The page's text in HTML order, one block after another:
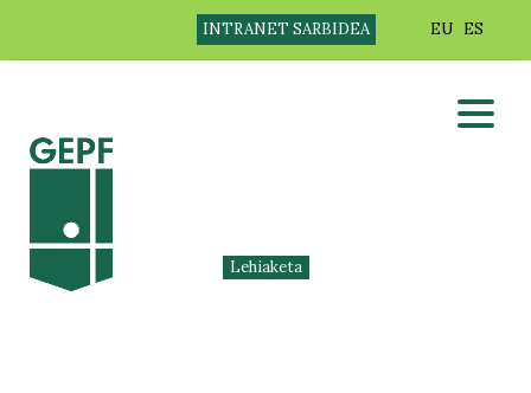
INTRANET SARBIDEA EU ES
Lehiaketa